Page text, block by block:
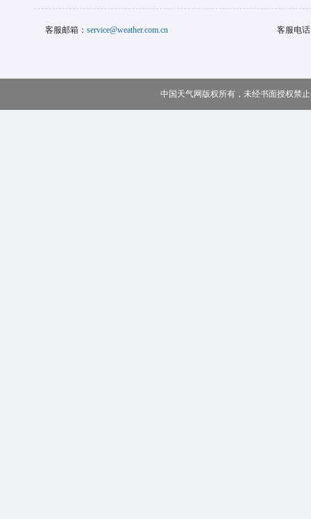
客服邮箱： service@weather.com.cn 客服电
中国天气网版权所有，未经书面授权